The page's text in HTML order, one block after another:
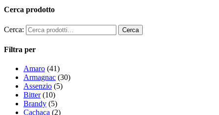
Cerca prodotto
Cerca:
Filtra per
Amaro (41)
Armagnac (30)
Assenzio (5)
Bitter (10)
Brandy (5)
Cachaça (2)